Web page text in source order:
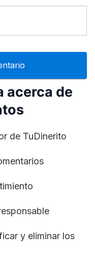
acerca de
de TuDinerito
y eliminar los